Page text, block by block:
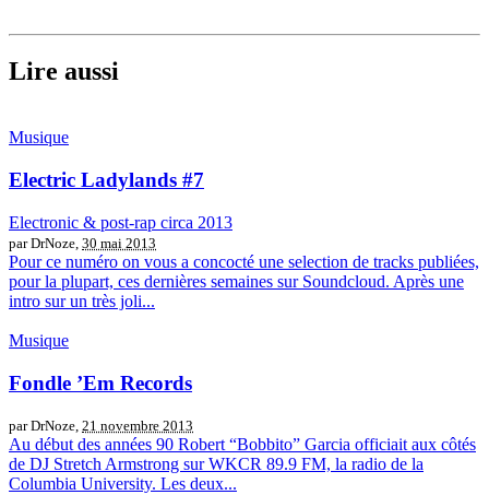
Lire aussi
Musique
Electric Ladylands #7
Electronic & post-rap circa 2013
par DrNoze, 30 mai 2013
Pour ce numéro on vous a concocté une selection de tracks publiées,
pour la plupart, ces dernières semaines sur Soundcloud. Après une
intro sur un très joli...
Musique
Fondle ’Em Records
par DrNoze, 21 novembre 2013
Au début des années 90 Robert “Bobbito” Garcia officiait aux côtés
de DJ Stretch Armstrong sur WKCR 89.9 FM, la radio de la
Columbia University. Les deux...